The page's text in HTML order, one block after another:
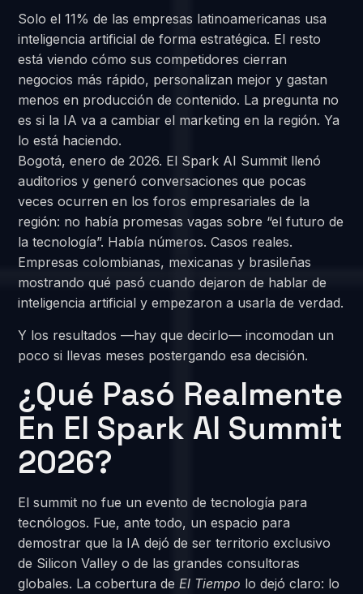
Solo el 11% de las empresas latinoamericanas usa
inteligencia artificial de forma estratégica. El resto
está viendo cómo sus competidores cierran
negocios más rápido, personalizan mejor y gastan
menos en producción de contenido. La pregunta no
es si la IA va a cambiar el marketing en la región. Ya
lo está haciendo.
Bogotá, enero de 2026. El Spark AI Summit llenó
auditorios y generó conversaciones que pocas
veces ocurren en los foros empresariales de la
región: no había promesas vagas sobre “el futuro de
la tecnología”. Había números. Casos reales.
Empresas colombianas, mexicanas y brasileñas
mostrando qué pasó cuando dejaron de hablar de
inteligencia artificial y empezaron a usarla de verdad.
Y los resultados —hay que decirlo— incomodan un
poco si llevas meses postergando esa decisión.
¿Qué Pasó Realmente
En El Spark AI Summit
2026?
El summit no fue un evento de tecnología para
tecnólogos. Fue, ante todo, un espacio para
demostrar que la IA dejó de ser territorio exclusivo
de Silicon Valley o de las grandes consultoras
globales. La cobertura deEl Tiempo lo dejó claro: lo